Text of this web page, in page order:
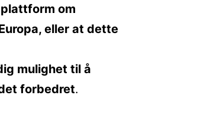
om
eller at dette
mulighet til å
forbedret.